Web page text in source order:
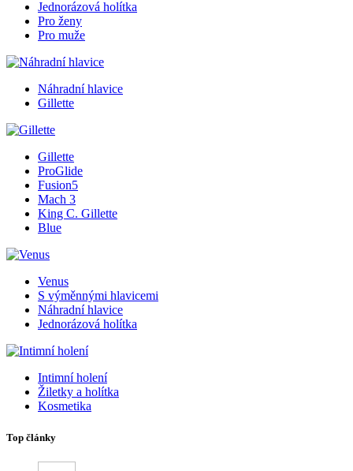
Jednorázová holítka
Pro ženy
Pro muže
Náhradní hlavice
Gillette
Gillette
ProGlide
Fusion5
Mach 3
King C. Gillette
Blue
Venus
S výměnnými hlavicemi
Náhradní hlavice
Jednorázová holítka
Intimní holení
Žiletky a holítka
Kosmetika
Top články